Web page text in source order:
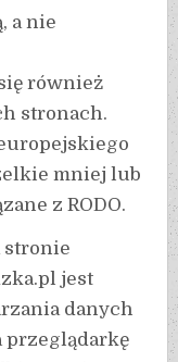
a nie
również
stronach.
mniej lub
z RODO.
stronie
jest
danych
przeglądarkę